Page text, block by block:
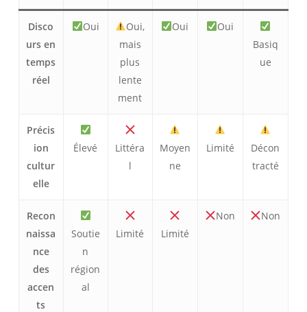
Disco
urs en
temps
réel
Oui
Oui,
mais
plus
lente
ment
Oui
Oui
Basiq
ue
Précis
ion
cultur
elle
Élevé
Littéra
l
Moyen
ne
Limité
Décon
tracté
Recon
naissa
nce
des
accen
ts
Soutie
n
région
al
Limité Limité
Non Non